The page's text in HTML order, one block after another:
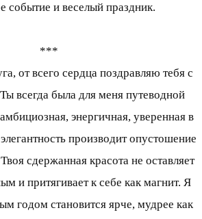
событие и веселый праздник.
***
от всего сердца поздравляю тебя с
всегда была для меня путеводной
энергичная, уверенная в
производит опустошение
сдержанная красота не оставляет
и притягивает к себе как магнит. Я
годом становится ярче, мудрее как